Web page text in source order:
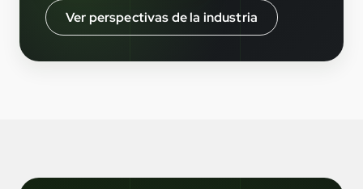
Ver perspectivas de la industria